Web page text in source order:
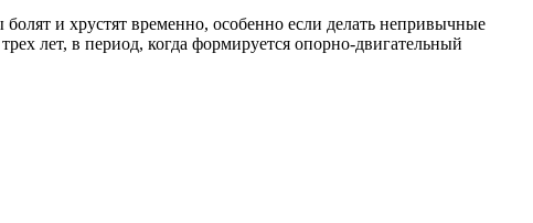
и хрустят временно, особенно если делать непривычные
лет, в период, когда формируется опорно-двигательный